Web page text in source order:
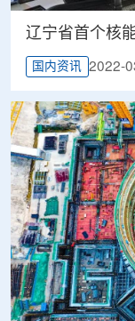
辽宁省首个核
国内资讯 2022-